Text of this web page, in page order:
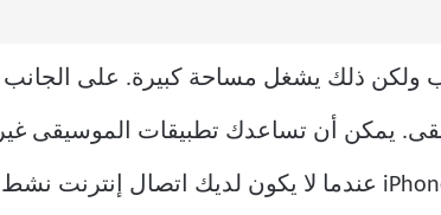
ولكن ذلك يشغل مساحة كبيرة. على الجانب
يمكن أن تساعدك تطبيقات الموسيقى غير